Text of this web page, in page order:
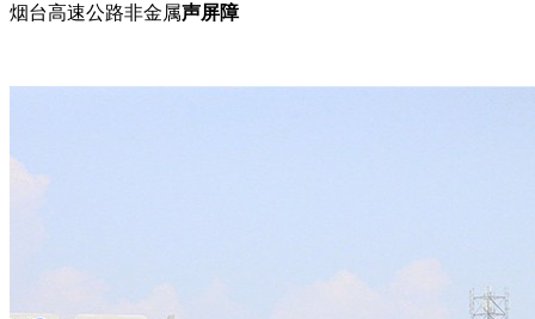
烟台高速公路非金属声屏障